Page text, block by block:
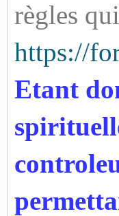
règles
https://
Etant